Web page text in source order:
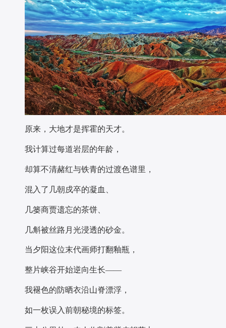
原来，大地才是挥霍的天才。
我计算过每道岩层的年龄，
却算不清赭红与铁青的过渡色谱里，
混入了几朝戍卒的凝血、
几篓商贾遗忘的茶饼、
几斛被丝路月光浸透的砂金。
当夕阳这位末代画师打翻釉瓶，
整片峡谷开始逆向生长——
我褪色的防晒衣沿山脊漂浮，
如一枚误入前朝秘境的标签。